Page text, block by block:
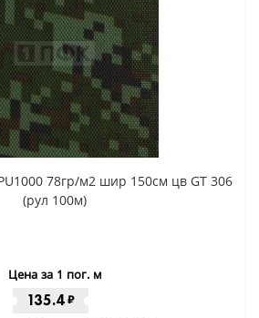
78гр/м2 шир 150см цв GT 306
(рул 100м)
Цена за 1 пог. м
135.4 ₽